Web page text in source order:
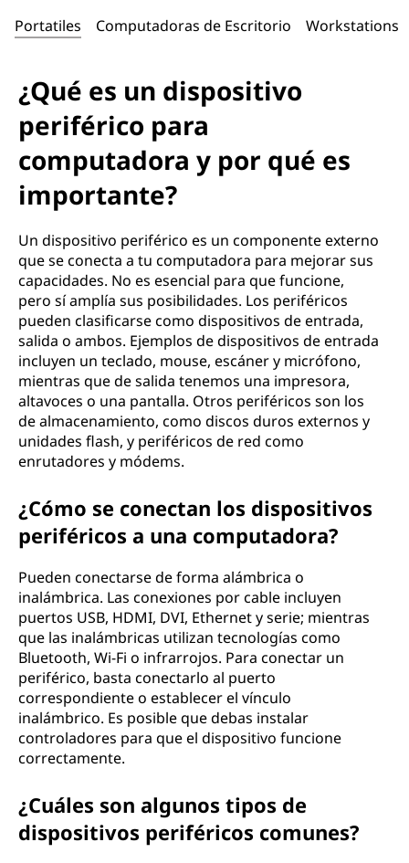
Portatiles Computadoras de Escritorio Workstations
¿Qué es un dispositivo
periférico para
computadora y por qué es
importante?
Un dispositivo periférico es un componente externo
que se conecta a tu computadora para mejorar sus
capacidades. No es esencial para que funcione,
pero sí amplía sus posibilidades. Los periféricos
pueden clasificarse como dispositivos de entrada,
salida o ambos. Ejemplos de dispositivos de entrada
incluyen un teclado, mouse, escáner y micrófono,
mientras que de salida tenemos una impresora,
altavoces o una pantalla. Otros periféricos son los
de almacenamiento, como discos duros externos y
unidades flash, y periféricos de red como
enrutadores y módems.
¿Cómo se conectan los dispositivos
periféricos a una computadora?
Pueden conectarse de forma alámbrica o
inalámbrica. Las conexiones por cable incluyen
puertos USB, HDMI, DVI, Ethernet y serie; mientras
que las inalámbricas utilizan tecnologías como
Bluetooth, Wi-Fi o infrarrojos. Para conectar un
periférico, basta conectarlo al puerto
correspondiente o establecer el vínculo
inalámbrico. Es posible que debas instalar
controladores para que el dispositivo funcione
correctamente.
¿Cuáles son algunos tipos de
dispositivos periféricos comunes?